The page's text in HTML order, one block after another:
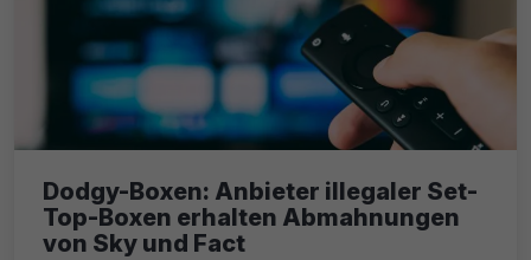
Dodgy-Boxen: Anbieter illegaler Set-
Top-Boxen erhalten Abmahnungen
von Sky und Fact